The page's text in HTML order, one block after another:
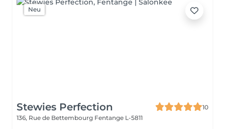
Neu
Stewies Perfection
10
136, Rue de Bettembourg Fentange L-5811